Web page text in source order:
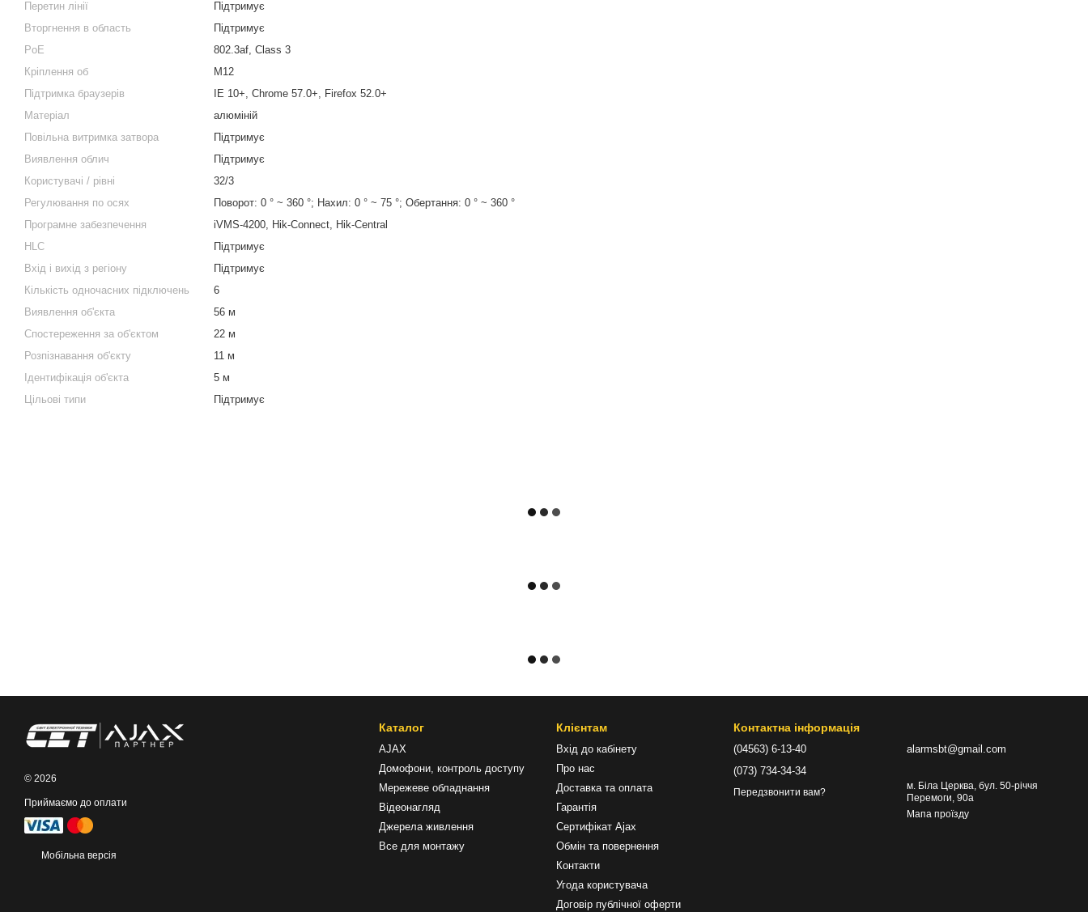
Перетин лінії
Підтримує
Вторгнення в область
Підтримує
PoE
802.3af, Class 3
Кріплення об
М12
Підтримка браузерів
IE 10+, Chrome 57.0+, Firefox 52.0+
Матеріал
алюміній
Повільна витримка затвора
Підтримує
Виявлення облич
Підтримує
Користувачі / рівні
32/3
Регулювання по осях
Поворот: 0 ° ~ 360 °; Нахил: 0 ° ~ 75 °; Обертання: 0 ° ~ 360 °
Програмне забезпечення
iVMS-4200, Hik-Connect, Hik-Central
HLC
Підтримує
Вхід і вихід з регіону
Підтримує
Кількість одночасних підключень
6
Виявлення об'єкта
56 м
Спостереження за об'єктом
22 м
Розпізнавання об'єкту
11 м
Ідентифікація об'єкта
5 м
Цільові типи
Підтримує
© 2026
Приймаємо до оплати
Мобільна версія
Каталог
AJAX
Домофони, контроль доступу
Мережеве обладнання
Відеонагляд
Джерела живлення
Все для монтажу
Клієнтам
Вхід до кабінету
Про нас
Доставка та оплата
Гарантія
Сертифікат Ajax
Обмін та повернення
Контакти
Угода користувача
Договір публічної оферти
Контактна інформація
(04563) 6-13-40
(073) 734-34-34
Передзвонити вам?
alarmsbt@gmail.com
м. Біла Церква, бул. 50-річчя
Перемоги, 90а
Мапа проїзду